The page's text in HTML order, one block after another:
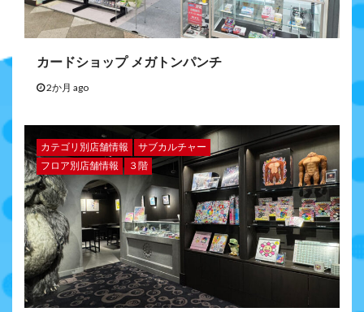
カードショップ メガトンパンチ
2か月 ago
カテゴリ別店舗情報
サブカルチャー
フロア別店舗情報
３階